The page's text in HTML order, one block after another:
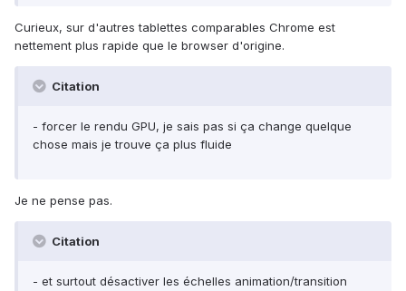
Curieux, sur d'autres tablettes comparables Chrome est
nettement plus rapide que le browser d'origine.
Citation
- forcer le rendu GPU, je sais pas si ça change quelque
chose mais je trouve ça plus fluide
Je ne pense pas.
Citation
- et surtout désactiver les échelles animation/transition